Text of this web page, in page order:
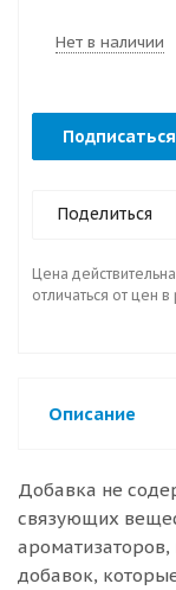
Нет в наличии
Подписаться
Поделиться
Цена
отличаться от цен
Описание
Добавка не
связующих
ароматизаторов,
добавок,